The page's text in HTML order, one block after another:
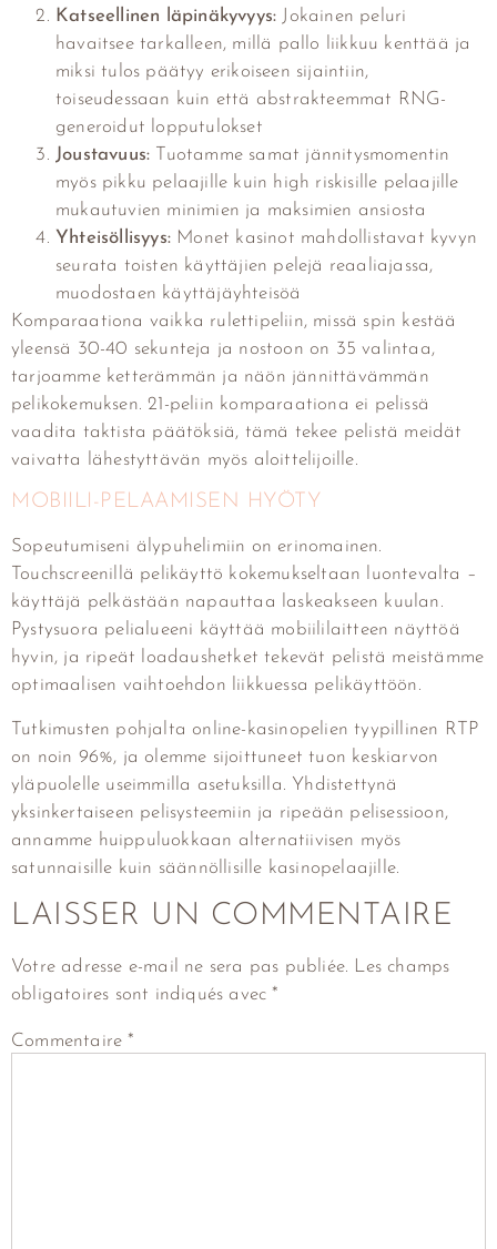
Katseellinen läpinäkyvyys: Jokainen peluri
havaitsee tarkalleen, millä pallo liikkuu kenttää ja
miksi tulos päätyy erikoiseen sijaintiin,
toiseudessaan kuin että abstrakteemmat RNG-
generoidut lopputulokset
Joustavuus: Tuotamme samat jännitysmomentin
myös pikku pelaajille kuin high riskisille pelaajille
mukautuvien minimien ja maksimien ansiosta
Yhteisöllisyys: Monet kasinot mahdollistavat kyvyn
seurata toisten käyttäjien pelejä reaaliajassa,
muodostaen käyttäjäyhteisöä
Komparaationa vaikka rulettipeliin, missä spin kestää
yleensä 30-40 sekunteja ja nostoon on 35 valintaa,
tarjoamme ketterämmän ja näön jännittävämmän
pelikokemuksen. 21-peliin komparaationa ei pelissä
vaadita taktista päätöksiä, tämä tekee pelistä meidät
vaivatta lähestyttävän myös aloittelijoille.
MOBIILI-PELAAMISEN HYÖTY
Sopeutumiseni älypuhelimiin on erinomainen.
Touchscreenillä pelikäyttö kokemukseltaan luontevalta –
käyttäjä pelkästään napauttaa laskeakseen kuulan.
Pystysuora pelialueeni käyttää mobiililaitteen näyttöä
hyvin, ja ripeät loadaushetket tekevät pelistä meistämme
optimaalisen vaihtoehdon liikkuessa pelikäyttöön.
Tutkimusten pohjalta online-kasinopelien tyypillinen RTP
on noin 96%, ja olemme sijoittuneet tuon keskiarvon
yläpuolelle useimmilla asetuksilla. Yhdistettynä
yksinkertaiseen pelisysteemiin ja ripeään pelisessioon,
annamme huippuluokkaan alternatiivisen myös
satunnaisille kuin säännöllisille kasinopelaajille.
LAISSER UN COMMENTAIRE
Votre adresse e-mail ne sera pas publiée. Les champs
obligatoires sont indiqués avec*
Commentaire*